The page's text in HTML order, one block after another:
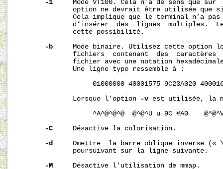
-1
Mode VT100. Cela n’a de sens que sur
option ne devrait être utilisée que
Cela implique que le terminal n’a
d’insérer  des  lignes  multiples.
              cette possibilité.
-b
Mode binaire. Utilisez cette option
fichiers  contenant  des
fichier avec une notation
              Une ligne type ressemble à :
01000000 40001575 9C23A020
              Lorsque l’option
-v est utilisée, la
^A^@^@^@  @^@^U u 9C #A0
-C
     Désactive la colorisation.
-d
Omettre  la barre oblique inverse («
              poursuivant sur la ligne suivante.
-M
     Désactive l’utilisation de mmap.